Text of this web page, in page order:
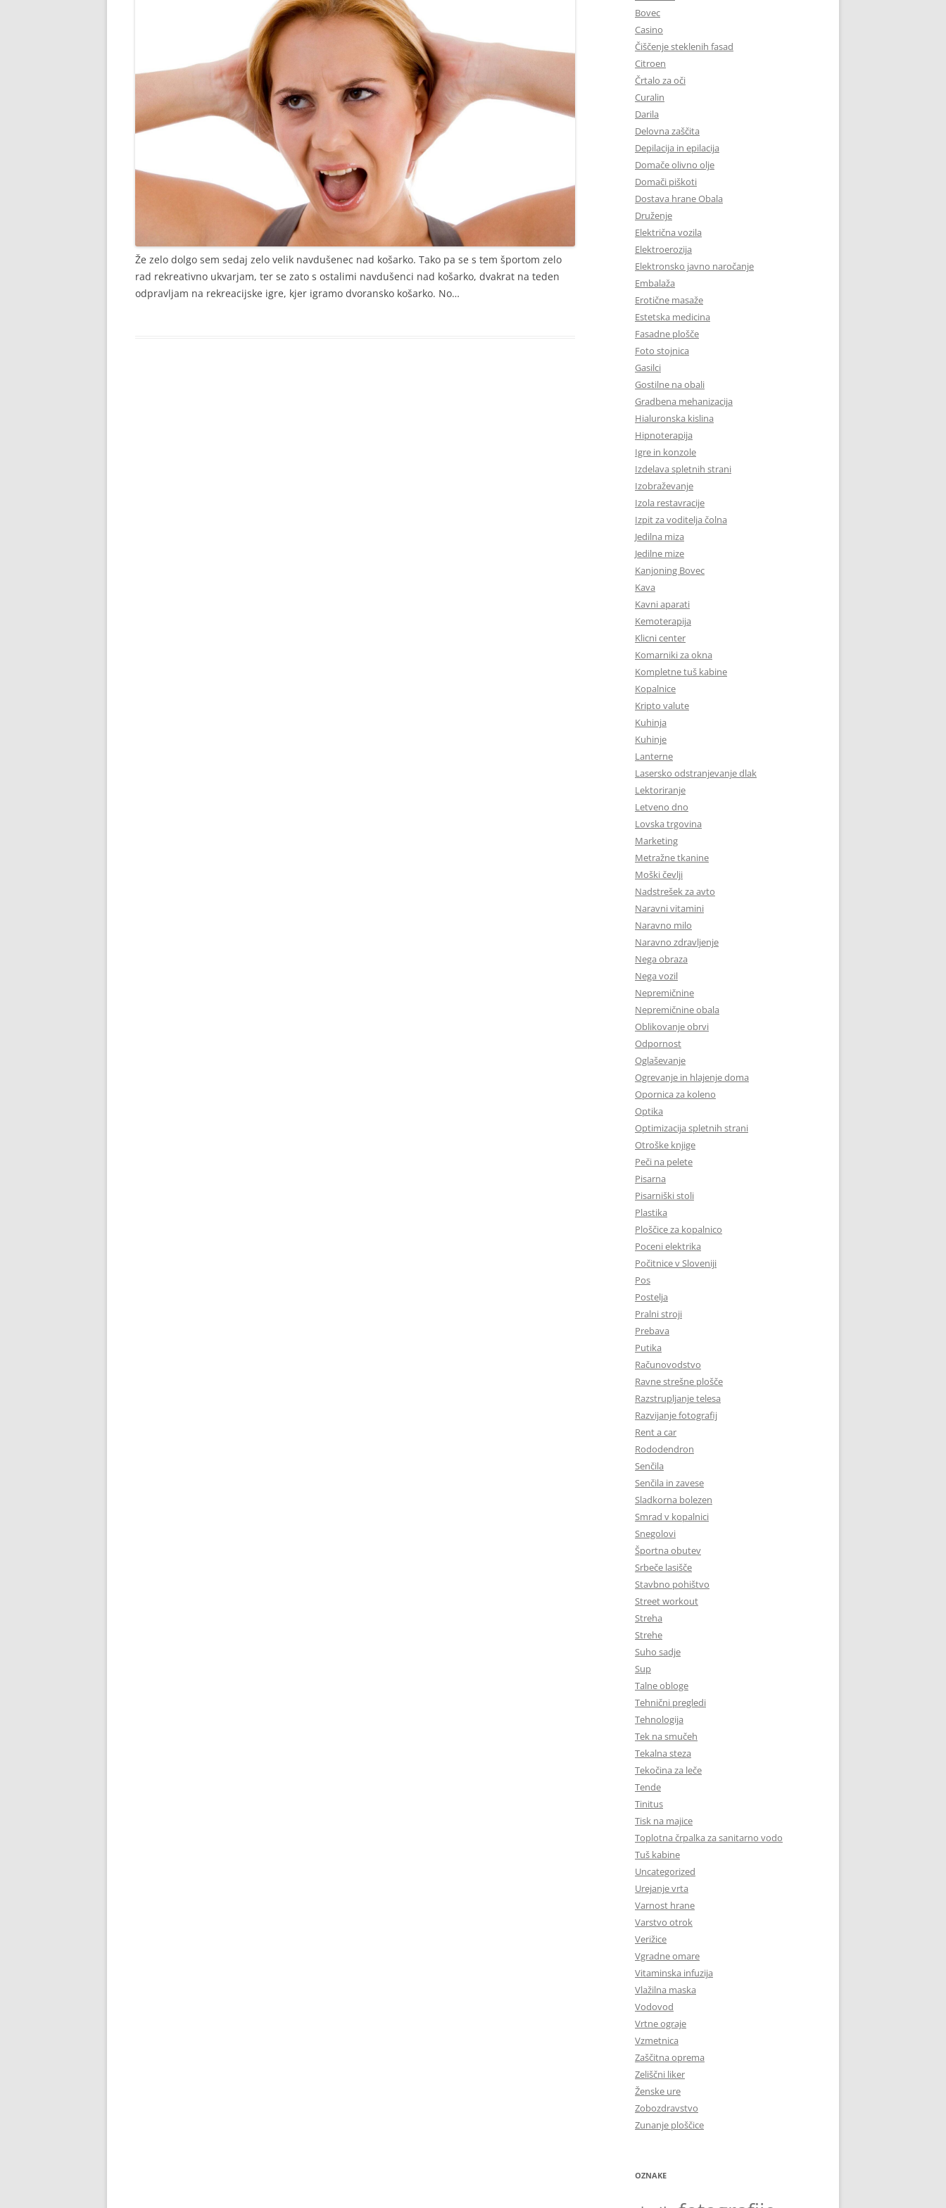
Že zelo dolgo sem sedaj zelo velik navdušenec nad košarko. Tako pa se s tem športom zelo
rad rekreativno ukvarjam, ter se zato s ostalimi navdušenci nad košarko, dvakrat na teden
odpravljam na rekreacijske igre, kjer igramo dvoransko košarko. No…
Bovec
Casino
Čiščenje steklenih fasad
Citroen
Črtalo za oči
Curalin
Darila
Delovna zaščita
Depilacija in epilacija
Domače olivno olje
Domači piškoti
Dostava hrane Obala
Druženje
Električna vozila
Elektroerozija
Elektronsko javno naročanje
Embalaža
Erotične masaže
Estetska medicina
Fasadne plošče
Foto stojnica
Gasilci
Gostilne na obali
Gradbena mehanizacija
Hialuronska kislina
Hipnoterapija
Igre in konzole
Izdelava spletnih strani
Izobraževanje
Izola restavracije
Izpit za voditelja čolna
Jedilna miza
Jedilne mize
Kanjoning Bovec
Kava
Kavni aparati
Kemoterapija
Klicni center
Komarniki za okna
Kompletne tuš kabine
Kopalnice
Kripto valute
Kuhinja
Kuhinje
Lanterne
Lasersko odstranjevanje dlak
Lektoriranje
Letveno dno
Lovska trgovina
Marketing
Metražne tkanine
Moški čevlji
Nadstrešek za avto
Naravni vitamini
Naravno milo
Naravno zdravljenje
Nega obraza
Nega vozil
Nepremičnine
Nepremičnine obala
Oblikovanje obrvi
Odpornost
Oglaševanje
Ogrevanje in hlajenje doma
Opornica za koleno
Optika
Optimizacija spletnih strani
Otroške knjige
Peči na pelete
Pisarna
Pisarniški stoli
Plastika
Ploščice za kopalnico
Poceni elektrika
Počitnice v Sloveniji
Pos
Postelja
Pralni stroji
Prebava
Putika
Računovodstvo
Ravne strešne plošče
Razstrupljanje telesa
Razvijanje fotografij
Rent a car
Rododendron
Senčila
Senčila in zavese
Sladkorna bolezen
Smrad v kopalnici
Snegolovi
Športna obutev
Srbeče lasišče
Stavbno pohištvo
Street workout
Streha
Strehe
Suho sadje
Sup
Talne obloge
Tehnični pregledi
Tehnologija
Tek na smučeh
Tekalna steza
Tekočina za leče
Tende
Tinitus
Tisk na majice
Toplotna črpalka za sanitarno vodo
Tuš kabine
Uncategorized
Urejanje vrta
Varnost hrane
Varstvo otrok
Verižice
Vgradne omare
Vitaminska infuzija
Vlažilna maska
Vodovod
Vrtne ograje
Vzmetnica
Zaščitna oprema
Zeliščni liker
Ženske ure
Zobozdravstvo
Zunanje ploščice
OZNAKE